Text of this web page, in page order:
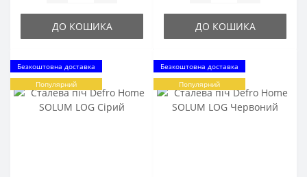
ДО КОШИКА ДО КОШИКА
Безкоштовна доставка
Популярний
Безкоштовна доставка
Популярний